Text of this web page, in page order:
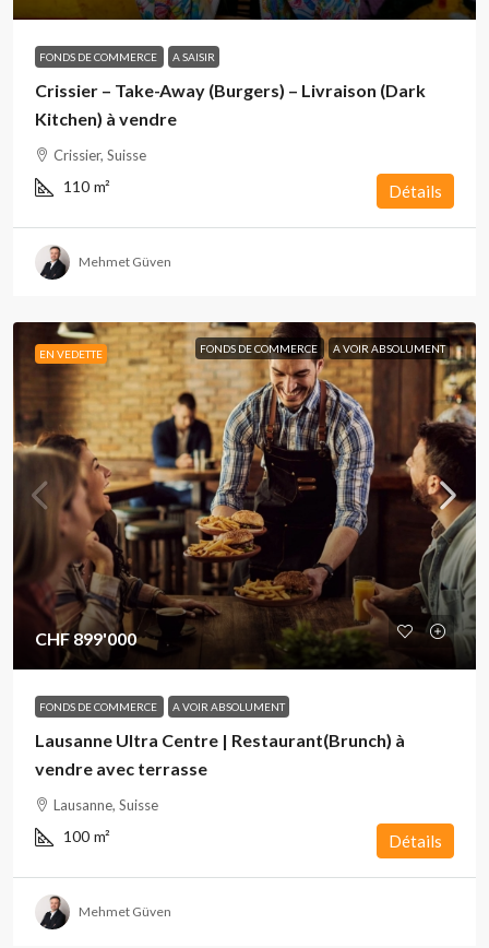
FONDS DE COMMERCE A SAISIR
Crissier – Take-Away (Burgers) – Livraison (Dark
Kitchen) à vendre
Crissier, Suisse
110 m² Détails
Mehmet Güven
EN VEDETTE FONDS DE COMMERCE A VOIR ABSOLUMENT
CHF 899'000
FONDS DE COMMERCE A VOIR ABSOLUMENT
Lausanne Ultra Centre | Restaurant(Brunch) à
vendre avec terrasse
Lausanne, Suisse
100 m² Détails
Mehmet Güven